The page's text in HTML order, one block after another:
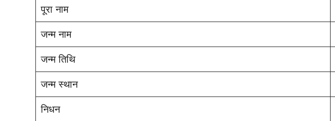
पूरा नाम
जन्म नाम
जन्म तिथि
जन्म स्थान
निधन